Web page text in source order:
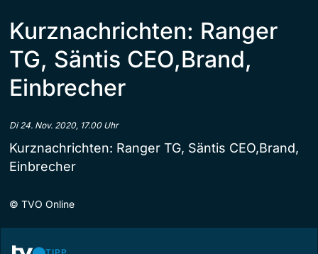
Kurznachrichten: Ranger
TG, Säntis CEO,Brand,
Einbrecher
Di 24. Nov. 2020, 17.00 Uhr
Kurznachrichten: Ranger TG, Säntis CEO,Brand,
Einbrecher
© TVO Online